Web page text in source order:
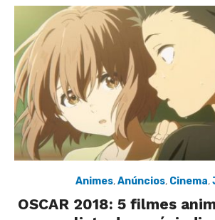
Animes,Anúncios, Cinema,
OSCAR 2018: 5 filmes